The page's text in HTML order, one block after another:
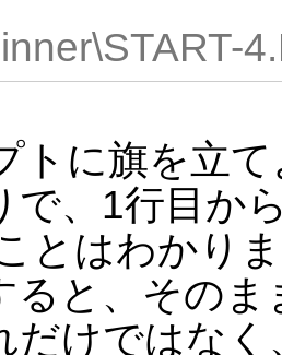
トに旗を立
で、1行目か
とはわかり
ると、その
だけではな